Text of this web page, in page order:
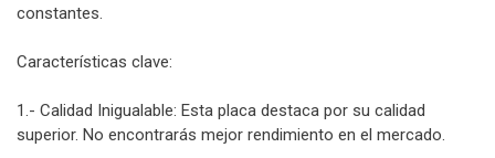
constantes.
Características clave:
1.- Calidad Inigualable: Esta placa destaca por su calidad
superior. No encontrarás mejor rendimiento en el mercado.